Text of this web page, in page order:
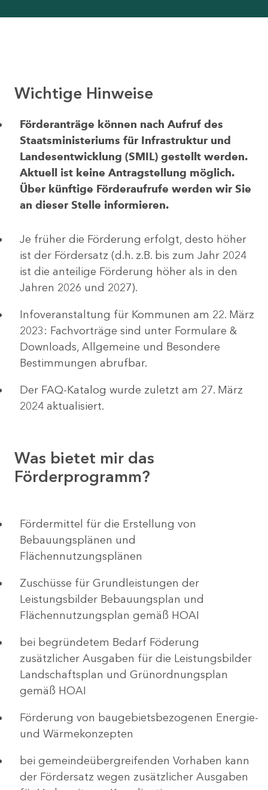
Wichtige Hinweise
Förderanträge können nach Aufruf des
Staatsministeriums für Infrastruktur und
Landesentwicklung (SMIL) gestellt werden.
Aktuell ist keine Antragstellung möglich.
Über künftige Förderaufrufe werden wir Sie
an dieser Stelle informieren.
Je früher die Förderung erfolgt, desto höher
ist der Fördersatz (d.h. z.B. bis zum Jahr 2024
ist die anteilige Förderung höher als in den
Jahren 2026 und 2027).
Infoveranstaltung für Kommunen am 22. März
2023: Fachvorträge sind unter Formulare &
Downloads, Allgemeine und Besondere
Bestimmungen abrufbar.
Der FAQ-Katalog wurde zuletzt am 27. März
2024 aktualisiert.
Was bietet mir das
Förderprogramm?
Fördermittel für die Erstellung von
Bebauungsplänen und
Flächennutzungsplänen
Zuschüsse für Grundleistungen der
Leistungsbilder Bebauungsplan und
Flächennutzungsplan gemäß HOAI
bei begründetem Bedarf Föderung
zusätzlicher Ausgaben für die Leistungsbilder
Landschaftsplan und Grünordnungsplan
gemäß HOAI
Förderung von baugebietsbezogenen Energie-
und Wärmekonzepten
bei gemeindeübergreifenden Vorhaben kann
der Fördersatz wegen zusätzlicher Ausgaben